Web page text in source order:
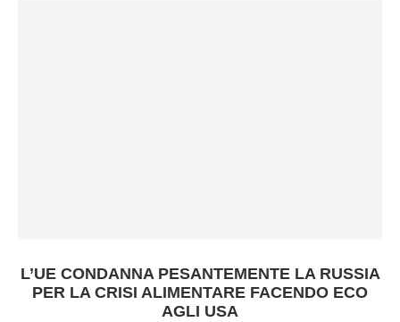
L’UE CONDANNA PESANTEMENTE LA RUSSIA
PER LA CRISI ALIMENTARE FACENDO ECO
AGLI USA